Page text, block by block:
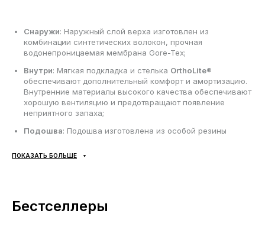
Снаружи: Наружный слой верха изготовлен из
комбинации синтетических волокон, прочная
водонепроницаемая мембрана Gore-Tex;
Внутри: Мягкая подкладка и стелька OrthoLite®
обеспечивают дополнительный комфорт и амортизацию.
Внутренние материалы высокого качества обеспечивают
хорошую вентиляцию и предотвращают появление
неприятного запаха;
Подошва: Подошва изготовлена из особой резины
Сезонность: Может использоваться в течение всего
ПОКАЗАТЬ БОЛЬШЕ
Бестселлеры